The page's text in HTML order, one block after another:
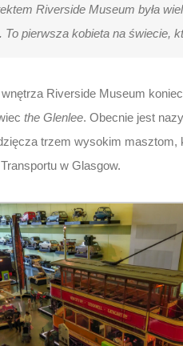
Riverside Museum była
To pierwsza kobieta na świecie,
Riverside Museum
the Glenlee. Obecnie jest
trzem wysokim masztom,
w Glasgow.